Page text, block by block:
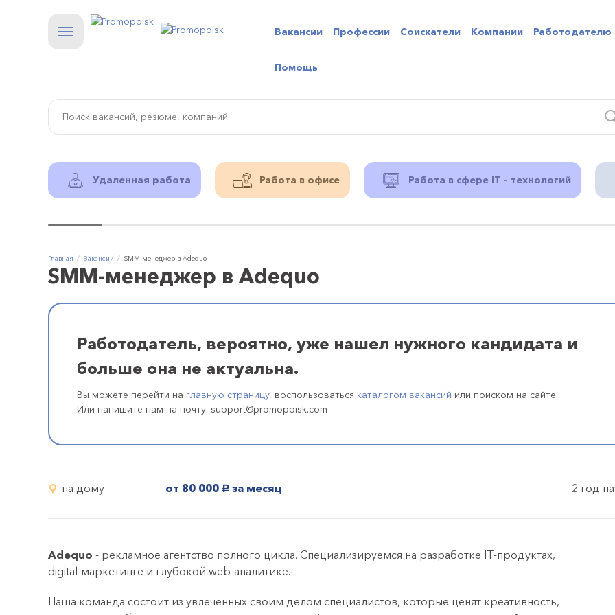
Вакансии Профессии Соискатели Компании Работодателю
Помощь
Удаленная работа Работа в офисе Работа в сфере IT - технологий
Главная Вакансии SMM-менеджер в Adequo
SMM-менеджер в Adequo
Работодатель, вероятно, уже нашел нужного кандидата и
больше она не актуальна.
Вы можете перейти на главную страницу, воспользоваться каталогом вакансий или поиском на сайте.
Или напишите нам на почту: support@promopoisk.com
на дому от 80 000 руб. за месяц 2 год
Adequo - рекламное агентство полного цикла. Специализируемся на разработке IT-продуктах,
digital-маркетинге и глубокой web-аналитике.
Наша команда состоит из увлеченных своим делом специалистов, которые ценят креативность,